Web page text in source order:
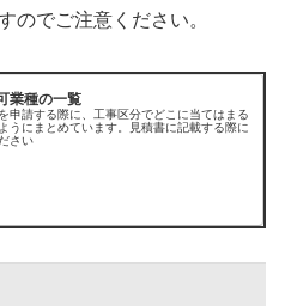
のでご注意ください。
業種の一覧
申請する際に、工事区分でどこに当てはまる
うにまとめています。見積書に記載する際に
さい